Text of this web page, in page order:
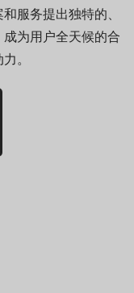
服务提出独特的、
为用户全天候的合
。